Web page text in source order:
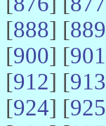
[888] [889
[900] [901
[912] [913
[924] [925